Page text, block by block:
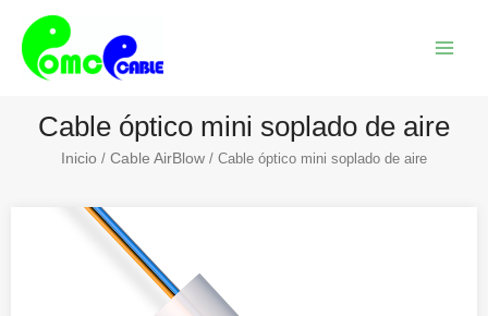
contenido
Cable óptico mini soplado de aire
Inicio / Cable AirBlow / Cable óptico mini soplado de aire